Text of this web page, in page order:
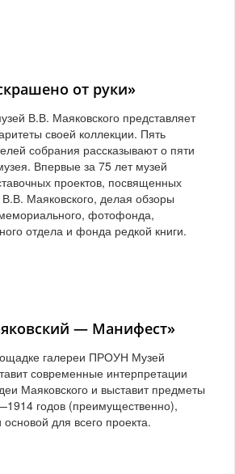
от руки»
В.В. Маяковского представляет
своей коллекции. Пять
собрания рассказывают о пяти
Впервые за 75 лет музей
проектов, посвященных
В.В. Маяковского, делая обзоры
фотофонда,
отдела и фонда редкой книги.
— Манифест»
галереи ПРОУН Музей
современные интерпретации
Маяковского и выставит предметы
годов (преимущественно),
для всего проекта.